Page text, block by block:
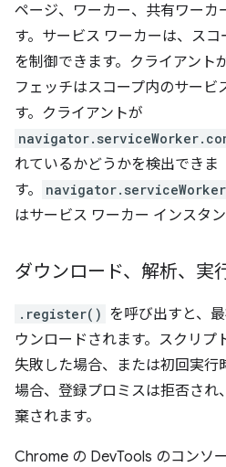
ページ、ワーカー、共有ワーカ
す。サービス ワーカーは、ス
を制御できます。クライアント
フェッチはスコープ内のサービ
す。クライアントが
れているかどうかを検出できま
す。
はサービス ワーカー インスタン
ダウンロード、解析、実
.register() を呼び出すと、
ウンロードされます。スクリプ
失敗した場合、または初回実行
場合、登録プロミスは拒否され
棄されます。
Chrome の DevTools のコンソ